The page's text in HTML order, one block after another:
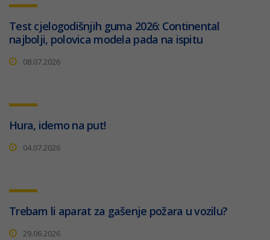
Test cjelogodišnjih guma 2026: Continental
najbolji, polovica modela pada na ispitu
08.07.2026
Hura, idemo na put!
04.07.2026
Trebam li aparat za gašenje požara u vozilu?
29.06.2026